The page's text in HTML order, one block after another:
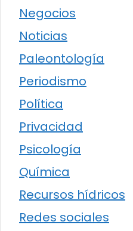
Negocios
Noticias
Paleontología
Periodismo
Política
Privacidad
Psicología
Química
Recursos hídricos
Redes sociales